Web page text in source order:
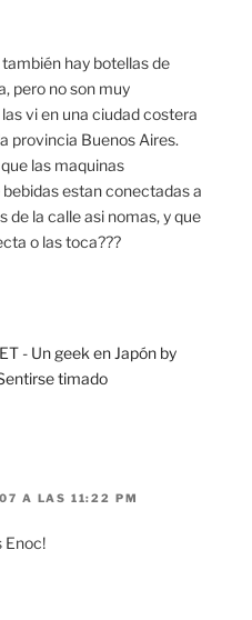
hay botellas de
pero no son muy
vi en una ciudad costera
provincia Buenos Aires.
las maquinas
estan conectadas a
de la calle asi nomas, y que
o las toca???
- Un geek en Japón by
timado
A LAS 11:22 PM
Enoc!